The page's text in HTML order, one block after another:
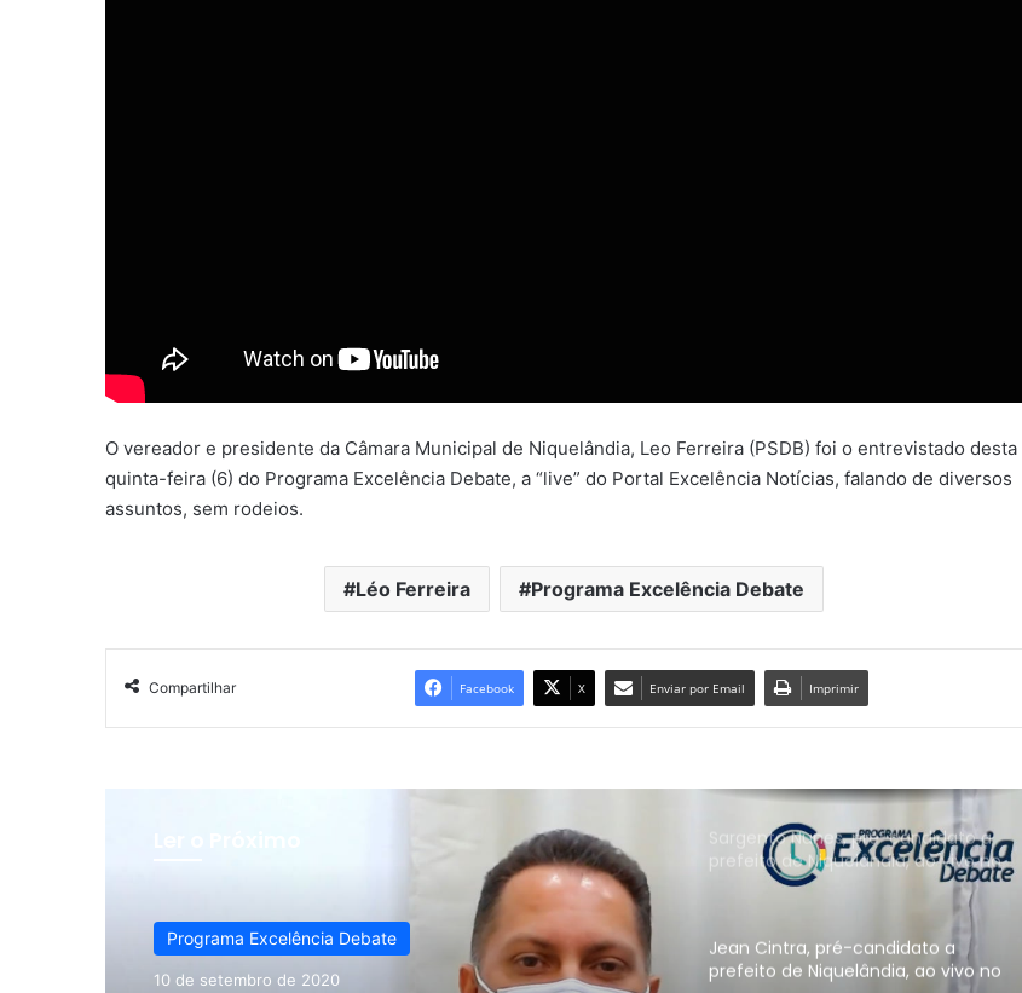
O vereador e presidente da Câmara Municipal de Niquelândia, Leo Ferreira (PSDB) foi o entrevistado desta
quinta-feira (6) do Programa Excelência Debate, a “live” do Portal Excelência Notícias, falando de diversos
assuntos, sem rodeios.
Léo Ferreira Programa Excelência Debate
Compartilhar Facebook X Enviar por Email Imprimir
Programa Excelência Debate
10 de setembro de 2020
Programa Excelência Debate com
reeleição, Iris Rincon (DEM)
Adicional Noturno – O processo
Programa Excelência Debate com
Niquelândia
Sargento Nunes, pré-candidato a
prefeito de Niquelândia, ao vivo no
Programa Excelência Debate
Jean Cintra, pré-candidato a
prefeito de Niquelândia, ao vivo no